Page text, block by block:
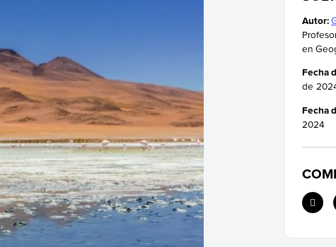
Guyana
Perú
Surinam
Autor:
en
Fecha
de
Fecha
2024